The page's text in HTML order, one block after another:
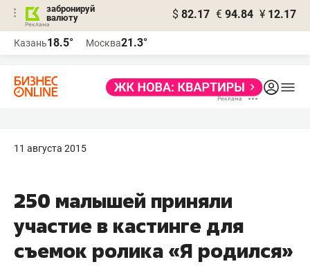
забронируй
валюту
$ 82.17 € 94.84 ¥ 12.17
Казань18.5° Москва21.3°
11 августа 2015
250 малышей приняли
участие в кастинге для
съемок ролика «Я родился»